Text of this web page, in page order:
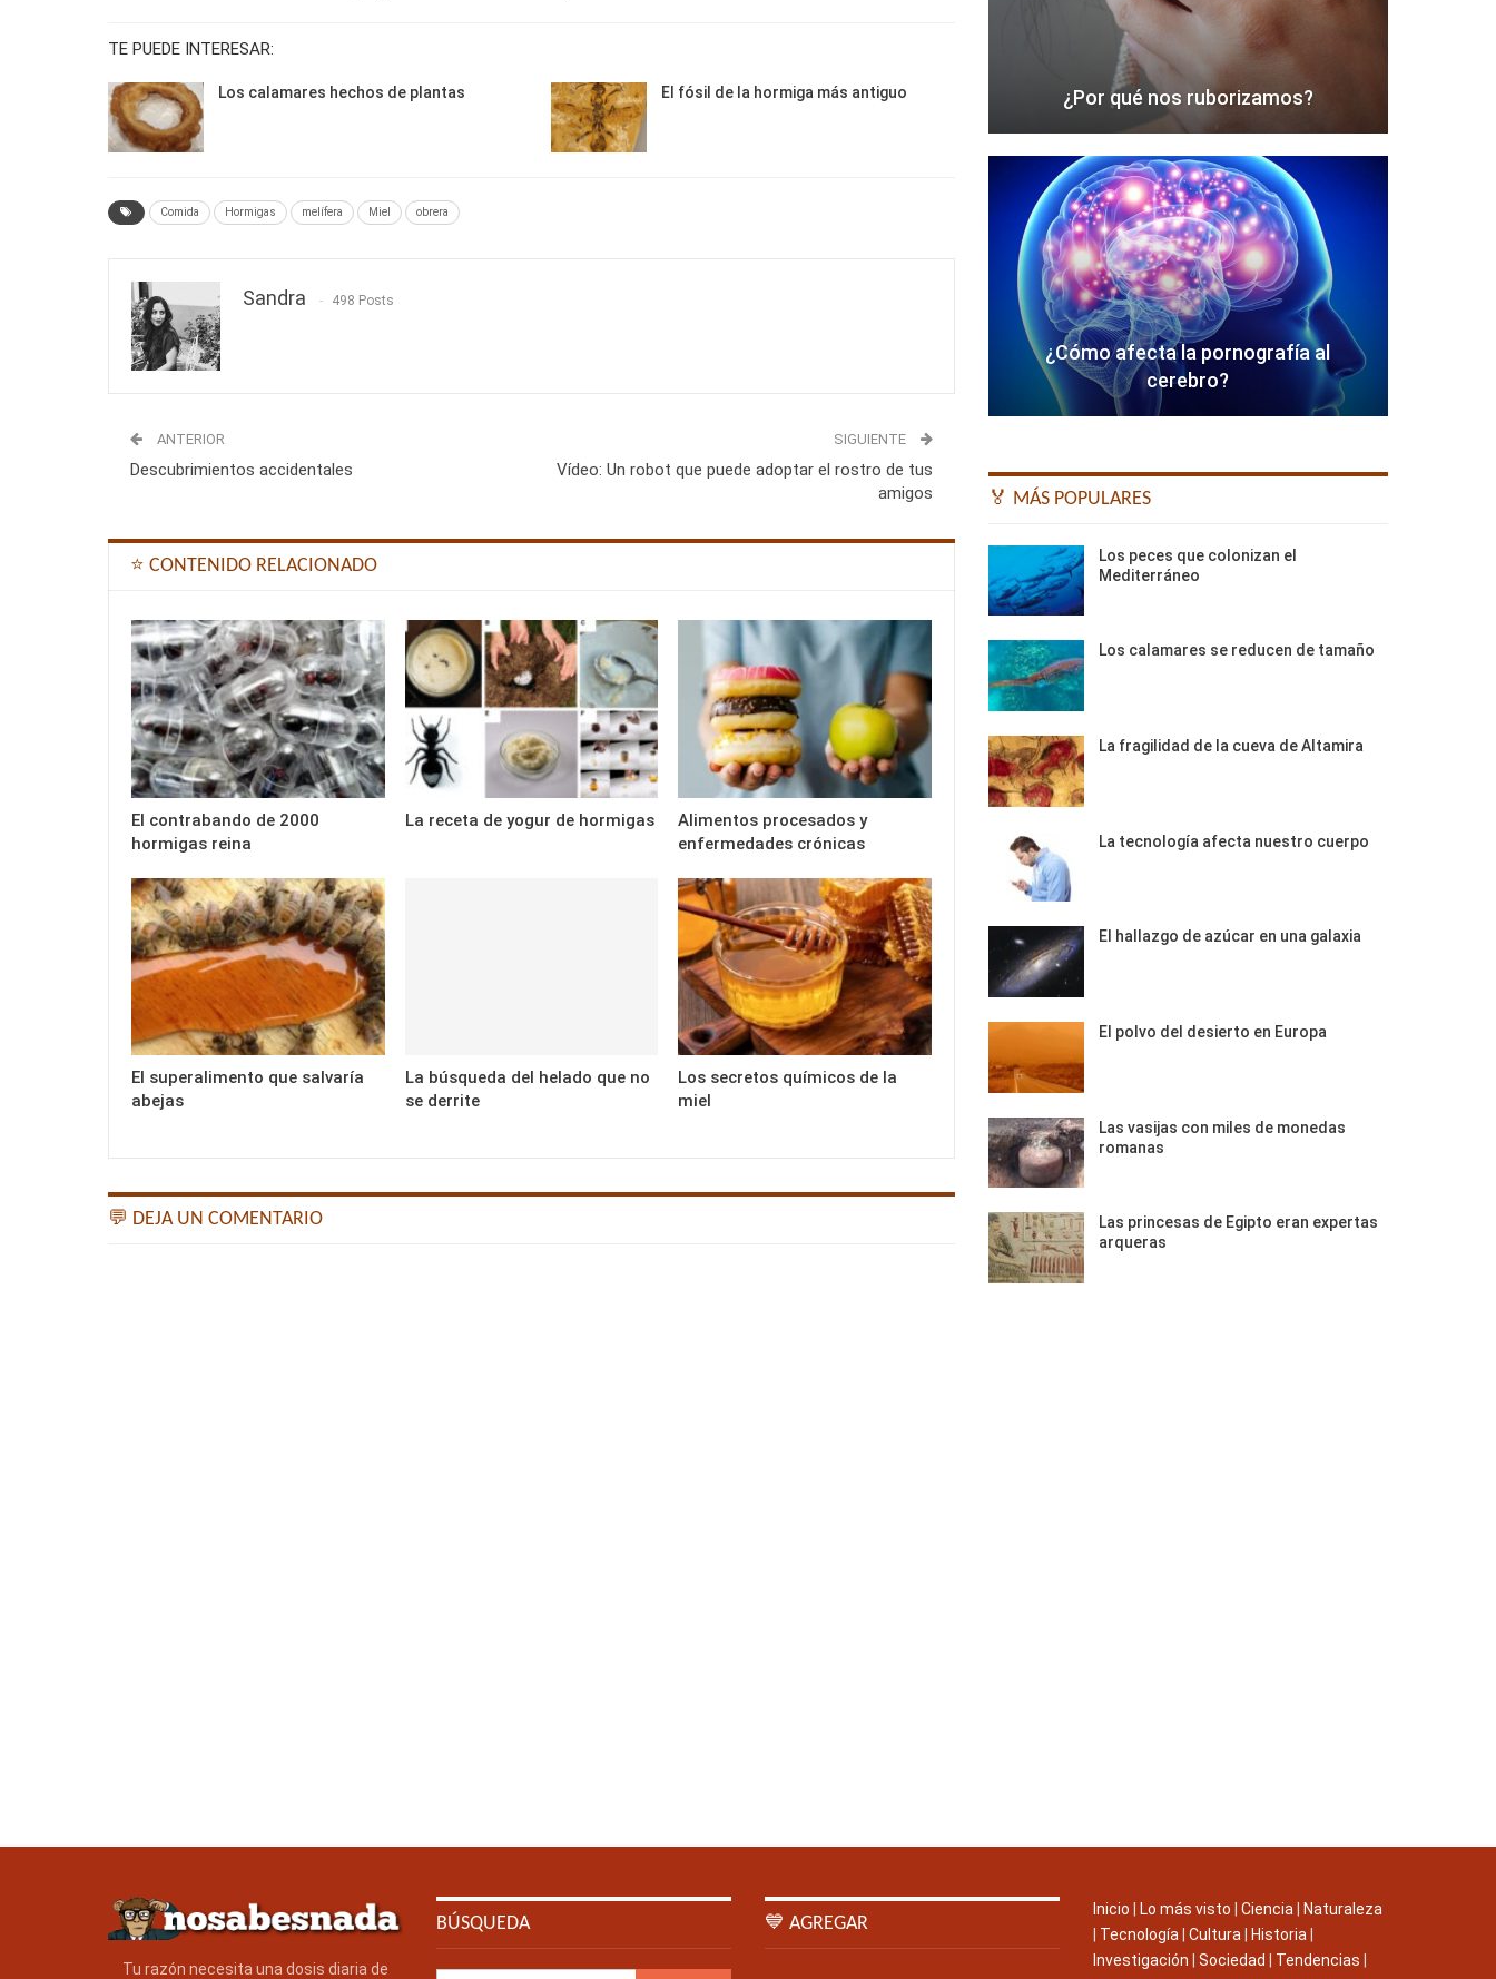
TE PUEDE INTERESAR:
Los calamares hechos de plantas El fósil de la hormiga más antiguo
Comida Hormigas melífera Miel obrera
Sandra 498 Posts
ANTERIOR
Descubrimientos accidentales
SIGUIENTE
Vídeo: Un robot que puede adoptar el rostro de tus
amigos
⭐ CONTENIDO RELACIONADO
El contrabando de 2000
hormigas reina
La receta de yogur de hormigas
Alimentos procesados y
enfermedades crónicas
El superalimento que salvaría
abejas
La búsqueda del helado que no
se derrite
Los secretos químicos de la
miel
💬 DEJA UN COMENTARIO
¿Por qué nos ruborizamos?
¿Cómo afecta la pornografía al
cerebro?
🏅 MÁS POPULARES
Los peces que colonizan el
Mediterráneo
Los calamares se reducen de tamaño
La fragilidad de la cueva de Altamira
La tecnología afecta nuestro cuerpo
El hallazgo de azúcar en una galaxia
El polvo del desierto en Europa
Las vasijas con miles de monedas
romanas
Las princesas de Egipto eran expertas
arqueras
Tu razón necesita una dosis diaria de
BÚSQUEDA 💙 AGREGAR
Inicio | Lo más visto | Ciencia | Naturaleza
| Tecnología | Cultura | Historia |
Investigación | Sociedad | Tendencias |